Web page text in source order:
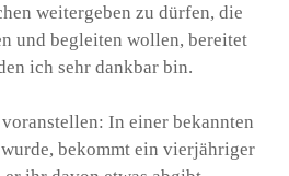
weitergeben zu dürfen, die
und begleiten wollen, bereitet
ich sehr dankbar bin.
In einer bekannten
bekommt ein vierjähriger